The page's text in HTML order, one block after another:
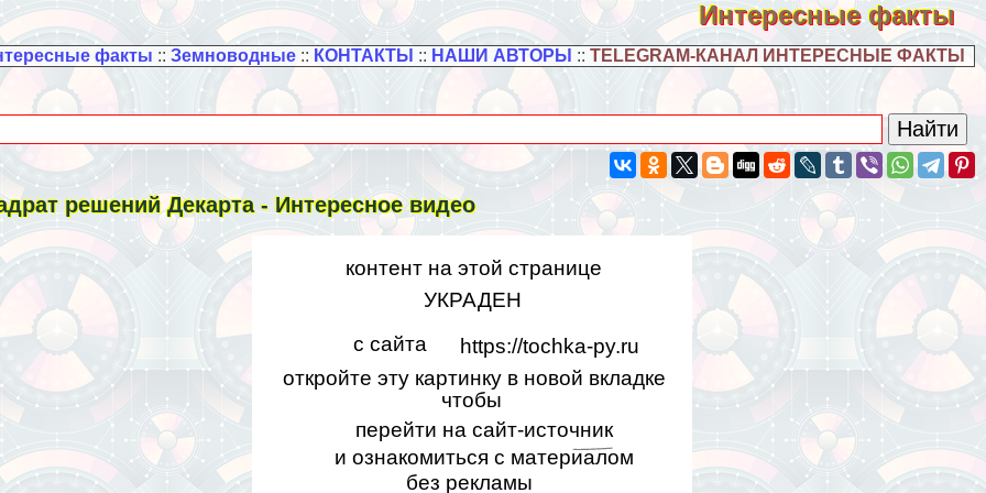
Интересные факты
факты :: Земноводные:: КОНТАКТЫ :: НАШИ АВТОРЫ :: TELEGRAM-КАНАЛ ИНТЕРЕСНЫЕ ФАКТЫ
решений Декарта - Интересное видео